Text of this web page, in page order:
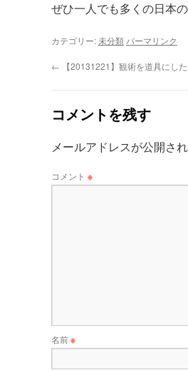
ぜひ一人でも多くの日本
カテゴリー:未分類 パーマリンク
← 【20131221】観術を道具にし
コメントを残す
メールアドレスが公開さ
コメント ※
名前※